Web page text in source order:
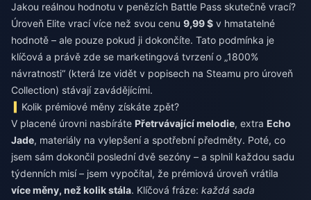
Jakou reálnou hodnotu v penězích Battle Pass skutečně vrací?
Úroveň Elite vrací více než svou cenu 9,99 $ v hmatatelné
hodnotě – ale pouze pokud ji dokončíte. Tato podmínka je
klíčová a právě zde se marketingová tvrzení o „1800%
návratnosti“ (která lze vidět v popisech na Steamu pro úroveň
Collection) stávají zavádějícími.
Kolik prémiové měny získáte zpět?
V placené úrovni nasbíráte Přetrvávající melodie, extra Echo
Jade, materiály na vylepšení a spotřební předměty. Poté, co
jsem sám dokončil poslední dvě sezóny – a splnil každou sadu
týdenních misí – jsem vypočítal, že prémiová úroveň vrátila
více měny, než kolik stála. Klíčová fráze: každá sada